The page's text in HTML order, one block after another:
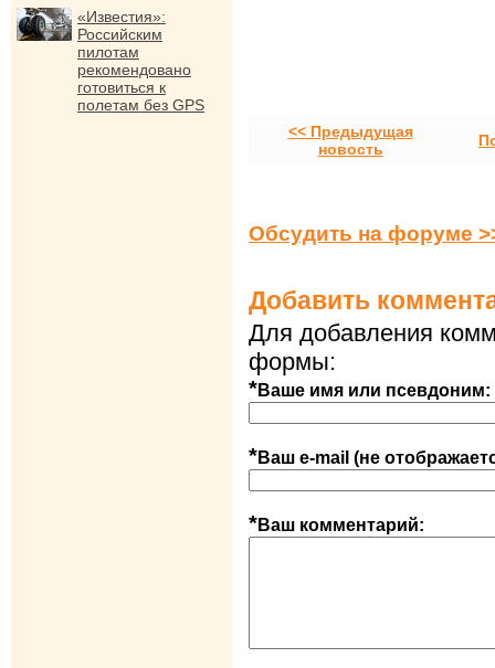
«Известия»:
Российским
пилотам
рекомендовано
готовиться к
полетам без GPS
<< Предыдущая
новость
Обсудить на форуме
Добавить
Для добавления
формы:
*Ваше имя или псевдоним:
*Ваш e-mail (не
*Ваш комментарий: